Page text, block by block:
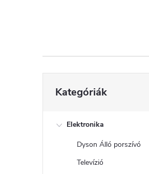
l
sátugrása
Kategóriák
Elektronika
Dyson Álló porszívó
Televízió